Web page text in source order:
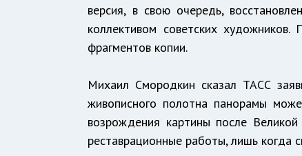
версия, в свою очередь,
коллективом советских
фрагментов копии.
Михаил Смородкин сказал ТАСС
живописного полотна панорамы
возрождения картины после
реставрационные работы, лишь когда